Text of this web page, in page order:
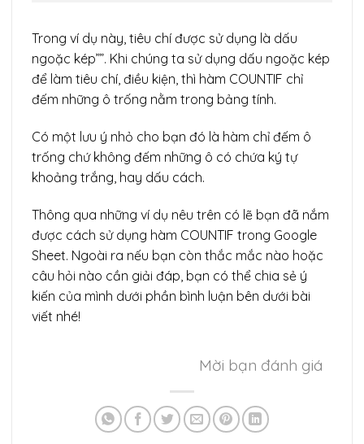
Trong ví dụ này, tiêu chí được sử dụng là dấu
ngoặc kép””. Khi chúng ta sử dụng dấu ngoặc kép
để làm tiêu chí, điều kiện, thì hàm COUNTIF chỉ
đếm những ô trống nằm trong bảng tính.
Có một lưu ý nhỏ cho bạn đó là hàm chỉ đếm ô
trống chứ không đếm những ô có chứa ký tự
khoảng trắng, hay dấu cách.
Thông qua những ví dụ nêu trên có lẽ bạn đã nắm
được cách sử dụng hàm COUNTIF trong Google
Sheet. Ngoài ra nếu bạn còn thắc mắc nào hoặc
câu hỏi nào cần giải đáp, bạn có thể chia sẻ ý
kiến của mình dưới phần bình luận bên dưới bài
viết nhé!
Mời bạn đánh giá